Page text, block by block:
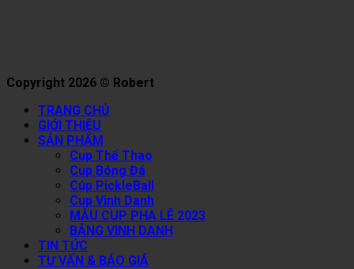
Copyright 2026 © Robert
TRANG CHỦ
GIỚI THIỆU
SẢN PHẨM
Cup Thể Thao
Cup Bóng Đá
Cúp PickleBall
Cup Vinh Danh
MẪU CUP PHA LÊ 2023
BẢNG VINH DANH
TIN TỨC
TƯ VẤN & BÁO GIÁ